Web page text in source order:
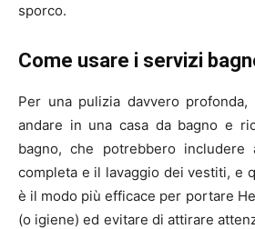
sporco.
Come usare i servizi
Per una pulizia davvero
andare in una casa da bagno e
bagno, che potrebbero includere
completa e il lavaggio dei vestiti, e
è il modo più efficace per portare
(o igiene) ed evitare di attirare